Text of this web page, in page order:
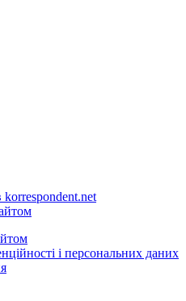
korrespondent.net
і персональних даних